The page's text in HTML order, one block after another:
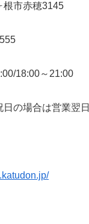
根市赤穂3145
18:00～21:00
日の場合は営業翌日